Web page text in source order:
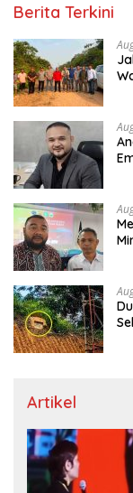
Berita Terkini
Artikel